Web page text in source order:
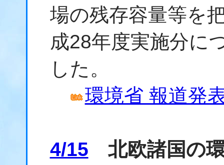
場の残存容量等を
成28年度実施分に
した。
環境省 報道発
4/15 北欧諸国の